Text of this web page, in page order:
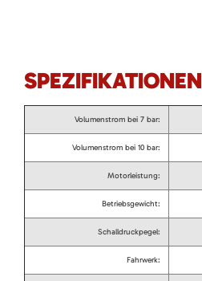
SPEZIFIKATIONEN
Volumenstrom bei 7 bar:
Volumenstrom bei 10 bar:
Motorleistung:
Betriebsgewicht:
Schalldruckpegel:
Fahrwerk: